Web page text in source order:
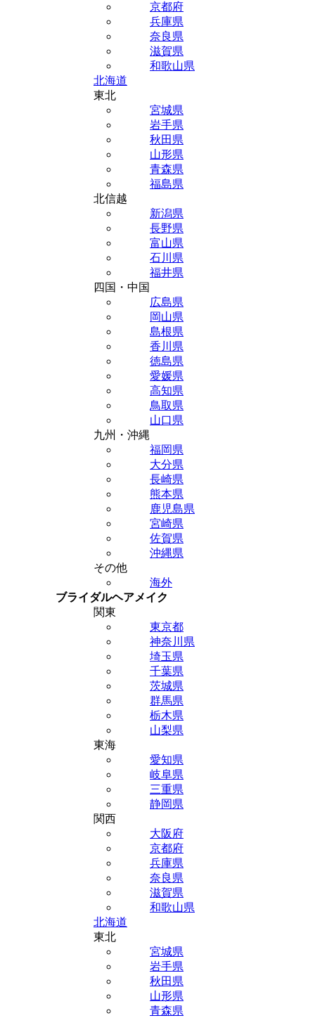
京都府
兵庫県
奈良県
滋賀県
和歌山県
北海道
東北
宮城県
岩手県
秋田県
山形県
青森県
福島県
北信越
新潟県
長野県
富山県
石川県
福井県
四国・中国
広島県
岡山県
島根県
香川県
徳島県
愛媛県
高知県
鳥取県
山口県
九州・沖縄
福岡県
大分県
長崎県
熊本県
鹿児島県
宮崎県
佐賀県
沖縄県
その他
海外
ブライダルヘアメイク
関東
東京都
神奈川県
埼玉県
千葉県
茨城県
群馬県
栃木県
山梨県
東海
愛知県
岐阜県
三重県
静岡県
関西
大阪府
京都府
兵庫県
奈良県
滋賀県
和歌山県
北海道
東北
宮城県
岩手県
秋田県
山形県
青森県